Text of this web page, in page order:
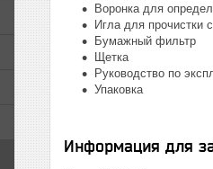
Воронка для
Игла для прочистки
Бумажный фильтр
Щетка
Руководство по
Упаковка
Информация для